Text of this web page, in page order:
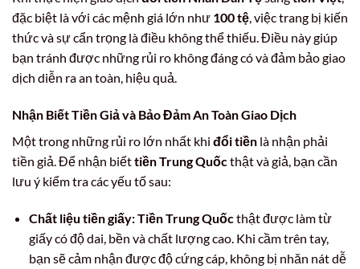
đặc biệt là với các mệnh giá lớn như 100 tệ, việc trang bị kiến
thức và sự cẩn trọng là điều không thể thiếu. Điều này giúp
bạn tránh được những rủi ro không đáng có và đảm bảo giao
dịch diễn ra an toàn, hiệu quả.
Nhận Biết Tiền Giả và Bảo Đảm An Toàn Giao Dịch
Một trong những rủi ro lớn nhất khi đổi tiền là nhận phải
tiền giả. Để nhận biếttiền Trung Quốcthật và giả, bạn cần
lưu ý kiểm tra các yếu tố sau:
Chất liệu tiền giấy:Tiền Trung Quốcthật được làm từ
giấy có độ dai, bền và chất lượng cao. Khi cầm trên tay,
bạn sẽ cảm nhận được độ cứng cáp, không bị nhăn nát dễ